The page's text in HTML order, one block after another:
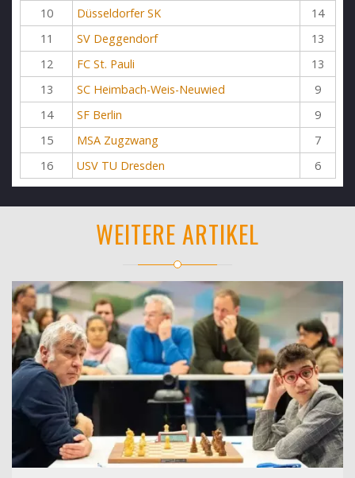
10
Düsseldorfer SK
14
11
SV Deggendorf
13
12
FC St. Pauli
13
13
SC Heimbach-Weis-Neuwied
9
14
SF Berlin
9
15
MSA Zugzwang
7
16
USV TU Dresden 6
WEITERE ARTIKEL